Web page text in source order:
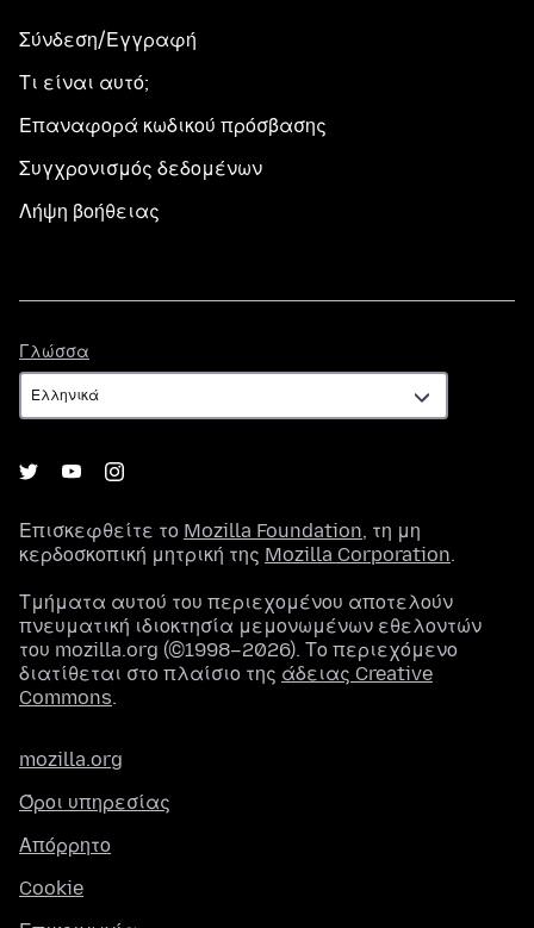
Σύνδεση/Εγγραφή
Τι είναι αυτό;
Επαναφορά κωδικού πρόσβασης
Συγχρονισμός δεδομένων
Λήψη βοήθειας
Γλώσσα
Επισκεφθείτε το Mozilla Foundation, τη μη
κερδοσκοπική μητρική της Mozilla Corporation.
Τμήματα αυτού του περιεχομένου αποτελούν
πνευματική ιδιοκτησία μεμονωμένων εθελοντών
του mozilla.org (©1998–2026). Το περιεχόμενο
διατίθεται στο πλαίσιο της άδειας Creative
Commons.
mozilla.org
Όροι υπηρεσίας
Απόρρητο
Cookie